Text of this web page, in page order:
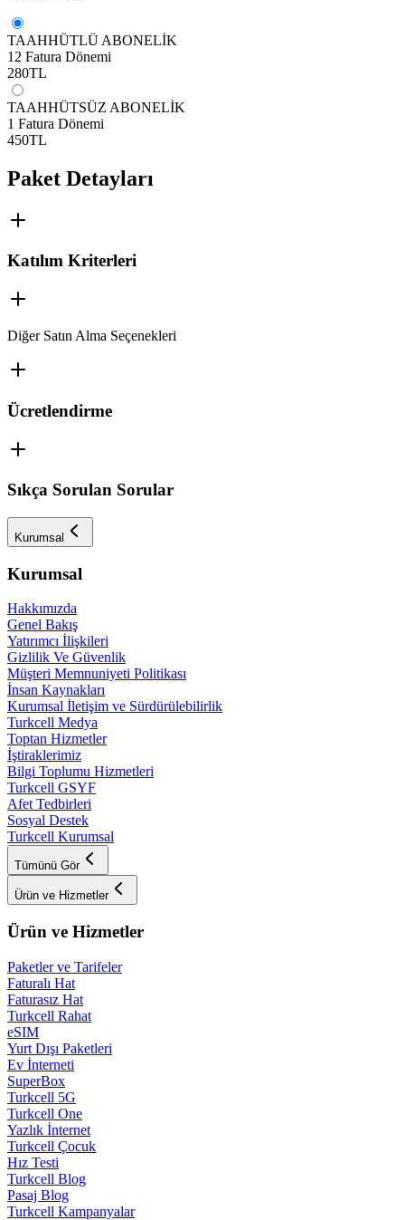
TAAHHÜTLÜ ABONELİK
12 Fatura Dönemi
280TL
TAAHHÜTSÜZ ABONELİK
1 Fatura Dönemi
450TL
Paket Detayları
Katılım Kriterleri
Diğer Satın Alma Seçenekleri
Ücretlendirme
Sıkça Sorulan Sorular
Kurumsal
Kurumsal
Hakkımızda
Genel Bakış
Yatırımcı İlişkileri
Gizlilik Ve Güvenlik
Müşteri Memnuniyeti Politikası
İnsan Kaynakları
Kurumsal İletişim ve Sürdürülebilirlik
Turkcell Medya
Toptan Hizmetler
İştiraklerimiz
Bilgi Toplumu Hizmetleri
Turkcell GSYF
Afet Tedbirleri
Sosyal Destek
Turkcell Kurumsal
Tümünü Gör
Ürün ve Hizmetler
Ürün ve Hizmetler
Paketler ve Tarifeler
Faturalı Hat
Faturasız Hat
Turkcell Rahat
eSIM
Yurt Dışı Paketleri
Ev İnterneti
SuperBox
Turkcell 5G
Turkcell One
Yazlık İnternet
Turkcell Çocuk
Hız Testi
Turkcell Blog
Pasaj Blog
Turkcell Kampanyalar